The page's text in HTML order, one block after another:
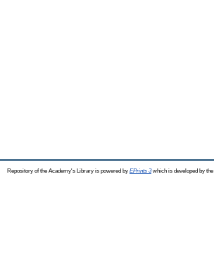
Repository of the Academy's Library is powered by EPrints 3which is developed by the